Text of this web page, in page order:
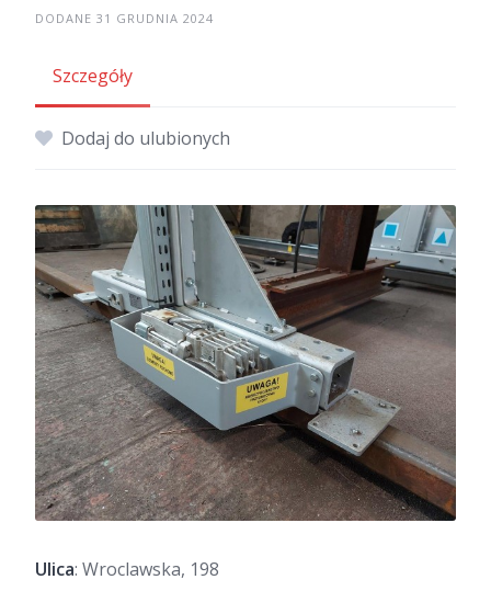
DODANE 31 GRUDNIA 2024
Szczegóły
Dodaj do ulubionych
Ulica: Wroclawska, 198